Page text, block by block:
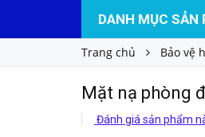
DANH MỤC SẢN
Trang chủ Bảo vệ
Mặt nạ phòng
Đánh giá sản phẩm